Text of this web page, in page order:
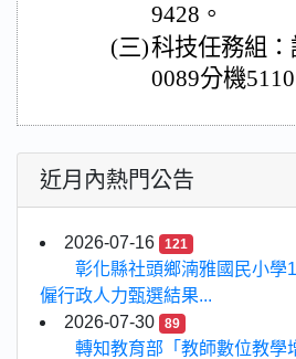
9428。
(三)科技任務組
0089分機5110
近月內熱門公告
2026-07-16 121
彰化縣社頭鄉湳雅國民小學
僱行政人力甄選結果...
2026-07-30
89
轉知教育部「教師數位教學